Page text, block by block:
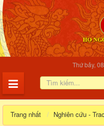
Thứ bảy,
Trang nhất Nghiên cứu -